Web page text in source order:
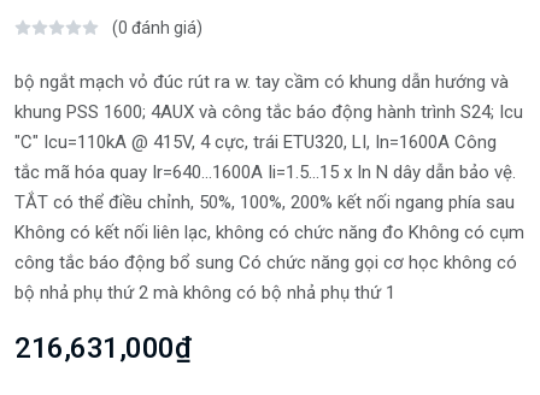
(0 đánh giá)
bộ ngắt mạch vỏ đúc rút ra w. tay cầm có khung dẫn hướng và
khung PSS 1600; 4AUX và công tắc báo động hành trình S24; Icu
"C" Icu=110kA @ 415V, 4 cực, trái ETU320, LI, In=1600A Công
tắc mã hóa quay Ir=640...1600A Ii=1.5...15 x In N dây dẫn bảo vệ.
TẮT có thể điều chỉnh, 50%, 100%, 200% kết nối ngang phía sau
Không có kết nối liên lạc, không có chức năng đo Không có cụm
công tắc báo động bổ sung Có chức năng gọi cơ học không có
bộ nhả phụ thứ 2 mà không có bộ nhả phụ thứ 1
216,631,000₫